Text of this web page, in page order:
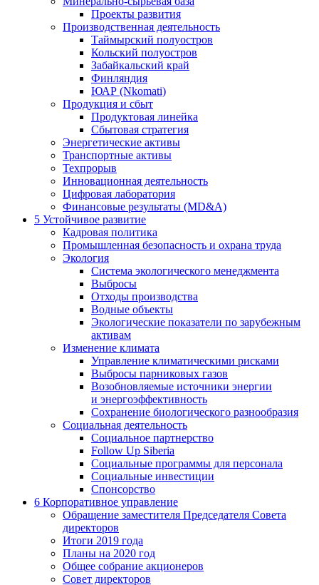
Проекты развития
Производственная деятельность
Таймырский полуостров
Кольский полуостров
Забайкальский край
Финляндия
ЮАР (Nkomati)
Продукция и сбыт
Продуктовая линейка
Сбытовая стратегия
Энергетические активы
Транспортные активы
Техпрорыв
Инновационная деятельность
Цифровая лаборатория
Финансовые результаты (MD&A)
5 Устойчивое развитие
Кадровая политика
Промышленная безопасность и охрана труда
Экология
Система экологического менеджмента
Выбросы
Отходы производства
Водные объекты
Экологические показатели по зарубежным
активам
Изменение климата
Управление климатическими рисками
Выбросы парниковых газов
Возобновляемые источники энергии
и энергоэффективность
Сохранение биологического разнообразия
Социальная деятельность
Социальное партнерство
Follow Up Siberia
Социальные программы для персонала
Социальные инвестиции
Спонсорство
6 Корпоративное управление
Обращение заместителя Председателя Совета
директоров
Итоги 2019 года
Планы на 2020 год
Общее собрание акционеров
Совет директоров